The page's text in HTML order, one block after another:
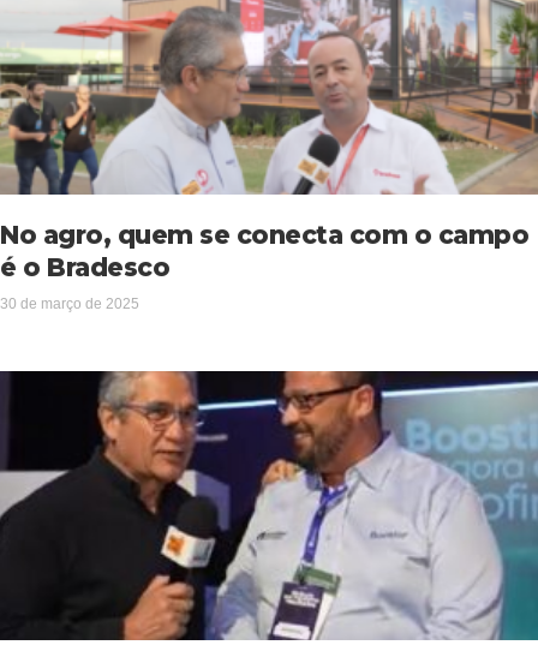
No agro, quem se conecta com o campo
é o Bradesco
30 de março de 2025